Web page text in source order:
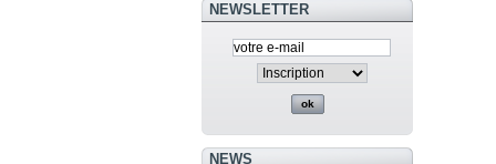
NEWSLETTER
NEWS